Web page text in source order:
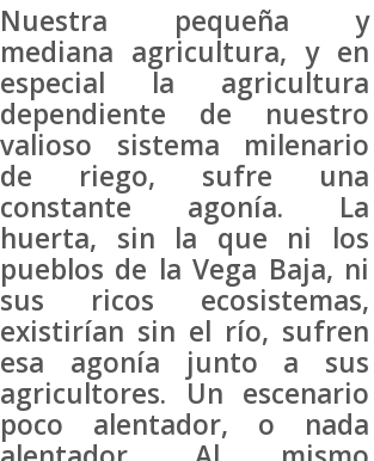
Nuestra pequeña y
mediana agricultura, y en
especial la agricultura
dependiente de nuestro
valioso sistema milenario
de riego, sufre una
constante agonía. La
huerta, sin la que ni los
pueblos de la Vega Baja, ni
sus ricos ecosistemas,
existirían sin el río, sufren
esa agonía junto a sus
agricultores. Un escenario
poco alentador, o nada